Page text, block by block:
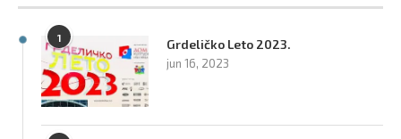
1 Grdeličko Leto 2023.
jun 16, 2023